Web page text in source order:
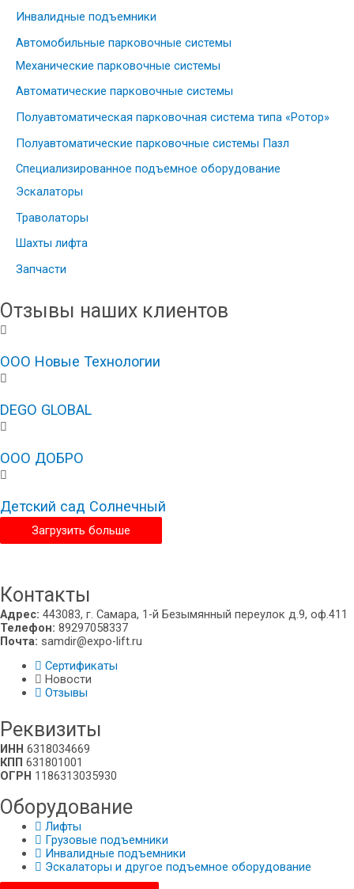
Инвалидные подъемники
Автомобильные парковочные системы
Механические парковочные системы
Автоматические парковочные системы
Полуавтоматическая парковочная система типа «Ротор»
Полуавтоматические парковочные системы Пазл
Специализированное подъемное оборудование
Эскалаторы
Траволаторы
Шахты лифта
Запчасти
Отзывы наших клиентов
ООО Новые Технологии
DEGO GLOBAL
ООО ДОБРО
Детский сад Солнечный
Загрузить больше
Контакты
Адрес: 443083, г. Самара, 1-й Безымянный переулок д.9, оф.411
Телефон: 89297058337
Почта: samdir@expo-lift.ru
Сертификаты
Новости
Отзывы
Реквизиты
ИНН 6318034669
КПП 631801001
ОГРН 1186313035930
Оборудование
Лифты
Грузовые подъемники
Инвалидные подъемники
Эскалаторы и другое подъемное оборудование